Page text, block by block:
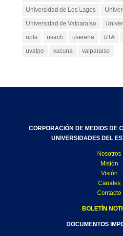
Universidad de Los Lagos
Universidad de Valparaíso
upla
usach userena UTA
uvalpo
vacuna valparaiso
CORPORACIÓN DE MEDIOS DE
UNIVERSIDADES DEL
Nosotros
Misión
Visión
Canales
Contacto
BOLETÍN
DOCUMENTOS